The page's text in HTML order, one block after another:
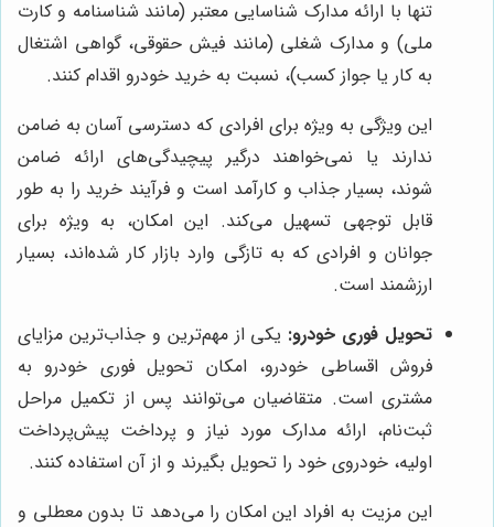
تنها با ارائه مدارک شناسایی معتبر (مانند شناسنامه و کارت
ملی) و مدارک شغلی (مانند فیش حقوقی، گواهی اشتغال
به کار یا جواز کسب)، نسبت به خرید خودرو اقدام کنند.
این ویژگی به ویژه برای افرادی که دسترسی آسان به ضامن
ندارند یا نمی‌خواهند درگیر پیچیدگی‌های ارائه ضامن
شوند، بسیار جذاب و کارآمد است و فرآیند خرید را به طور
قابل توجهی تسهیل می‌کند. این امکان، به ویژه برای
جوانان و افرادی که به تازگی وارد بازار کار شده‌اند، بسیار
ارزشمند است.
تحویل فوری خودرو: یکی از مهم‌ترین و جذاب‌ترین مزایای
فروش اقساطی خودرو، امکان تحویل فوری خودرو به
مشتری است. متقاضیان می‌توانند پس از تکمیل مراحل
ثبت‌نام، ارائه مدارک مورد نیاز و پرداخت پیش‌پرداخت
اولیه، خودروی خود را تحویل بگیرند و از آن استفاده کنند.
این مزیت به افراد این امکان را می‌دهد تا بدون معطلی و